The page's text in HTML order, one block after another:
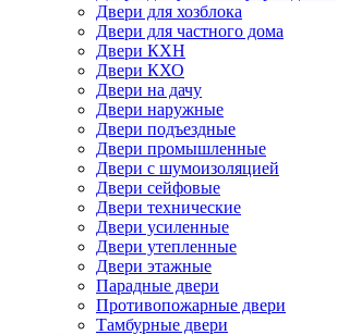
Двери для хозблока
Двери для частного дома
Двери КХН
Двери КХО
Двери на дачу
Двери наружные
Двери подъездные
Двери промышленные
Двери с шумоизоляцией
Двери сейфовые
Двери технические
Двери усиленные
Двери утепленные
Двери этажные
Парадные двери
Противопожарные двери
Тамбурные двери